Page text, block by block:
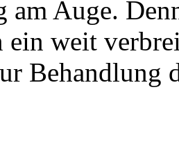
am Auge.
weit
Behandlung